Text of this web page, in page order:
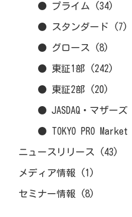
● プライム (34)
● スタンダード (7)
● グロース (8)
● 東証1部 (242)
● 東証2部 (20)
● JASDAQ・マザーズ
● TOKYO PRO Market
ニュースリリース (43)
メディア情報 (1)
セミナー情報 (8)